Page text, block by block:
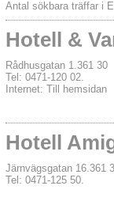
Antal sökbara träffar i
Hotell &
Rådhusgatan 1.361
Tel: 0471-120 02.
Internet: Till hemsidan
Hotell
Järnvägsgatan 16.361
Tel: 0471-125 50.